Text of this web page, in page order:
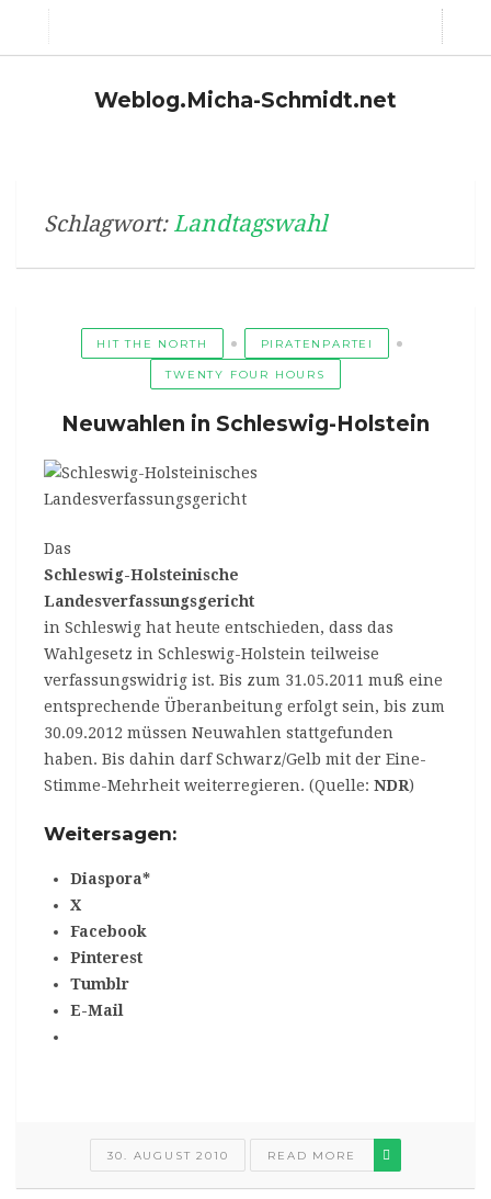
Weblog.Micha-Schmidt.net
Schlagwort: Landtagswahl
HIT THE NORTH PIRATENPARTEI
TWENTY FOUR HOURS
Neuwahlen in Schleswig-Holstein
Das
Schleswig-Holsteinische
Landesverfassungsgericht
in Schleswig hat heute entschieden, dass das
Wahlgesetz in Schleswig-Holstein teilweise
verfassungswidrig ist. Bis zum 31.05.2011 muß eine
entsprechende Überanbeitung erfolgt sein, bis zum
30.09.2012 müssen Neuwahlen stattgefunden
haben. Bis dahin darf Schwarz/Gelb mit der Eine-
Stimme-Mehrheit weiterregieren. (Quelle: NDR)
Weitersagen:
Diaspora*
X
Facebook
Pinterest
Tumblr
E-Mail
30. AUGUST 2010 READ MORE